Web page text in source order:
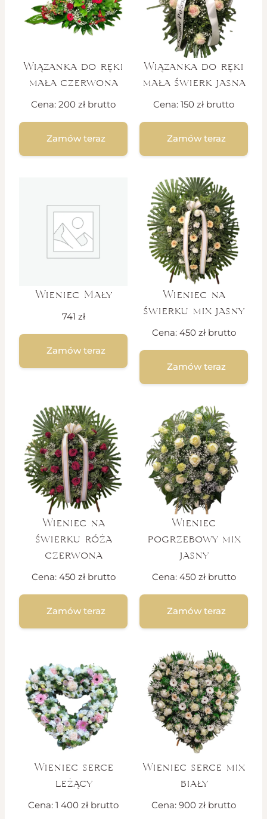
Wiązanka do ręki
mała czerwona
Cena: 200 zł brutto
Zamów teraz
Wiązanka do ręki
mała świerk jasna
Cena: 150 zł brutto
Zamów teraz
Wieniec Mały
741 zł
Zamów teraz
Wieniec na
świerku mix jasny
Cena: 450 zł brutto
Zamów teraz
Wieniec na
świerku róża
czerwona
Cena: 450 zł brutto
Zamów teraz
Wieniec
pogrzebowy mix
jasny
Cena: 450 zł brutto
Zamów teraz
Wieniec serce
leżący
Cena: 1 400 zł brutto
Wieniec serce mix
biały
Cena: 900 zł brutto